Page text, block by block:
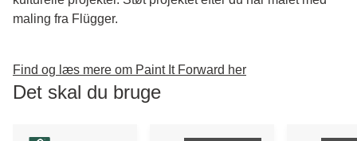
maling fra Flügger.
Find og læs mere om Paint It Forward her
Det skal du bruge